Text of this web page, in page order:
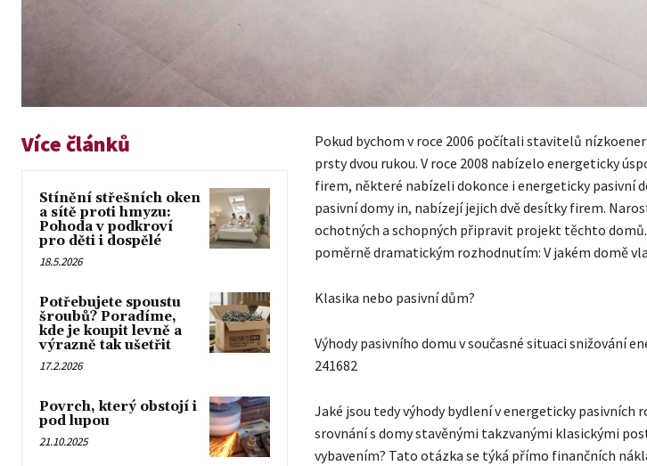
Více článků
Stínění střešních oken
a sítě proti hmyzu:
Pohoda v podkroví
pro děti i dospělé
18.5.2026
Potřebujete spoustu
šroubů? Poradíme,
kde je koupit levně a
výrazně tak ušetřit
17.2.2026
Povrch, který obstojí i
pod lupou
21.10.2025
Pokud bychom v roce 2006 počítali stavitelů
prsty dvou rukou. V roce 2008 nabízelo energeticky
firem, některé nabízeli dokonce i energeticky pasivní
pasivní domy in, nabízejí jejich dvě desítky firem.
ochotných a schopných připravit projekt těchto
poměrně dramatickým rozhodnutím: V jakém domě
Klasika nebo pasivní dům?
Výhody pasivního domu v současné situaci snižování
241682
Jaké jsou tedy výhody bydlení v energeticky pasivních
srovnání s domy stavěnými takzvanými klasickými
vybavením? Tato otázka se týká přímo finančních